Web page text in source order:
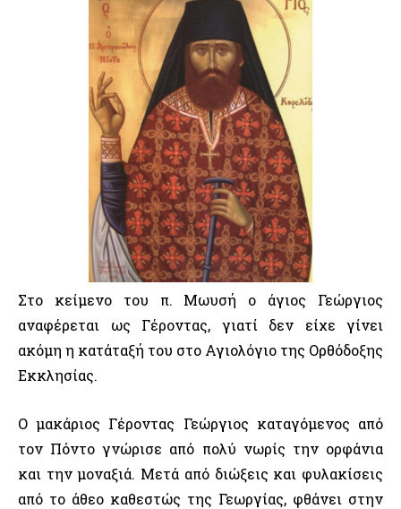
Στο κείμενο του π. Μωυσή ο άγιος Γεώργιος
αναφέρεται ως Γέροντας, γιατί δεν είχε γίνει
ακόμη η κατάταξή του στο Αγιολόγιο της Ορθόδοξης
Εκκλησίας.
Ο μακάριος Γέροντας Γεώργιος καταγόμενος από
τον Πόντο γνώρισε από πολύ νωρίς την ορφάνια
και την μοναξιά. Μετά από διώξεις και φυλακίσεις
από το άθεο καθεστώς της Γεωργίας, φθάνει στην